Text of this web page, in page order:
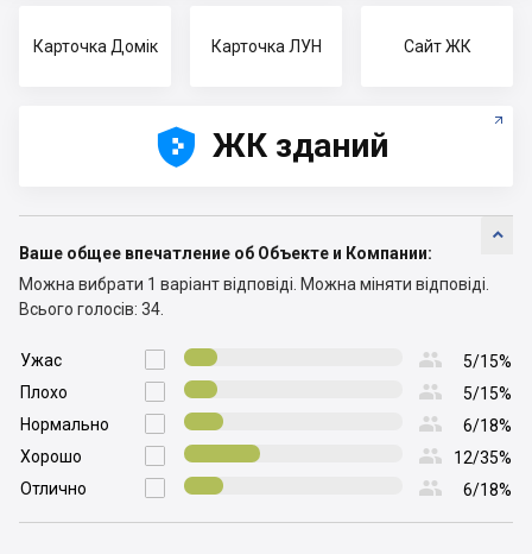
Карточка Домік Карточка ЛУН Сайт ЖК




 ЖК зданий

Ваше общее впечатление об Объекте и Компании:
Можна вибрати 1 варіант відповіді. Можна міняти відповіді.
Всього голосів: 34.

Ужас  5/15%

Плохо  5/15%

Нормально  6/18%

Хорошо  12/35%

Отлично  6/18%